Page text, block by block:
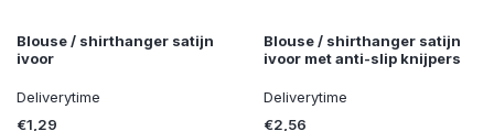
Blouse / shirthanger satijn
ivoor
Deliverytime
€1,29
Blouse / shirthanger satijn
ivoor met anti-slip knijpers
Deliverytime
€2,56